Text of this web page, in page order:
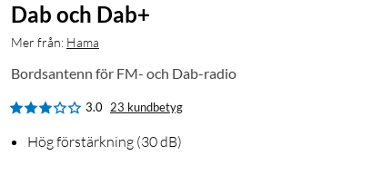
Dab och Dab+
Mer från: Hama
Bordsantenn för FM- och Dab-radio
3.0 23 kundbetyg
Hög förstärkning (30 dB)